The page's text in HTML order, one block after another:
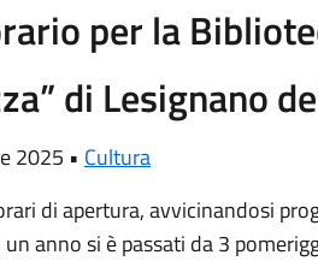
per la
di Lesignano
2025 • Cultura
di apertura, avvicinandosi
anno si è passati da 3